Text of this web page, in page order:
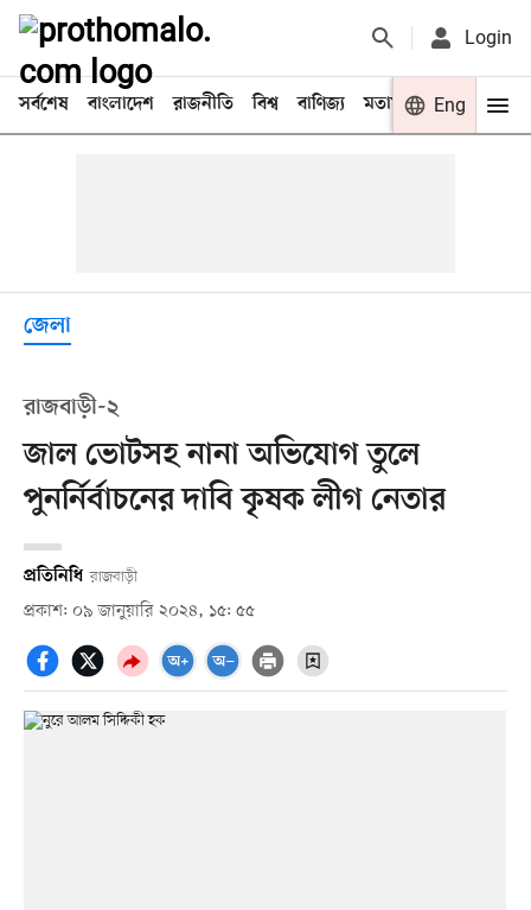
Login
সর্বশেষ বাংলাদেশ রাজনীতি বিশ্ব বাণিজ্য মতামত খেলা
Eng
জেলা
রাজবাড়ী-২
জাল ভোটসহ নানা অভিযোগ তুলে
পুনর্নির্বাচনের দাবি কৃষক লীগ নেতার
প্রতিনিধি রাজবাড়ী
প্রকাশ: ০৯ জানুয়ারি ২০২৪, ১৫: ৫৫